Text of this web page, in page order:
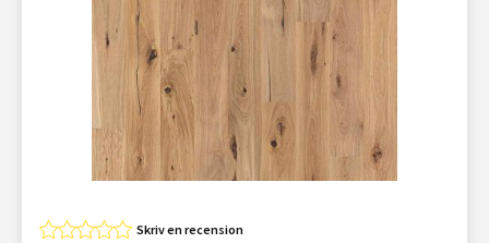
Skriv en recension